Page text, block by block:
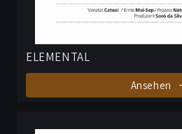
ELEMENTAL
Ansehen